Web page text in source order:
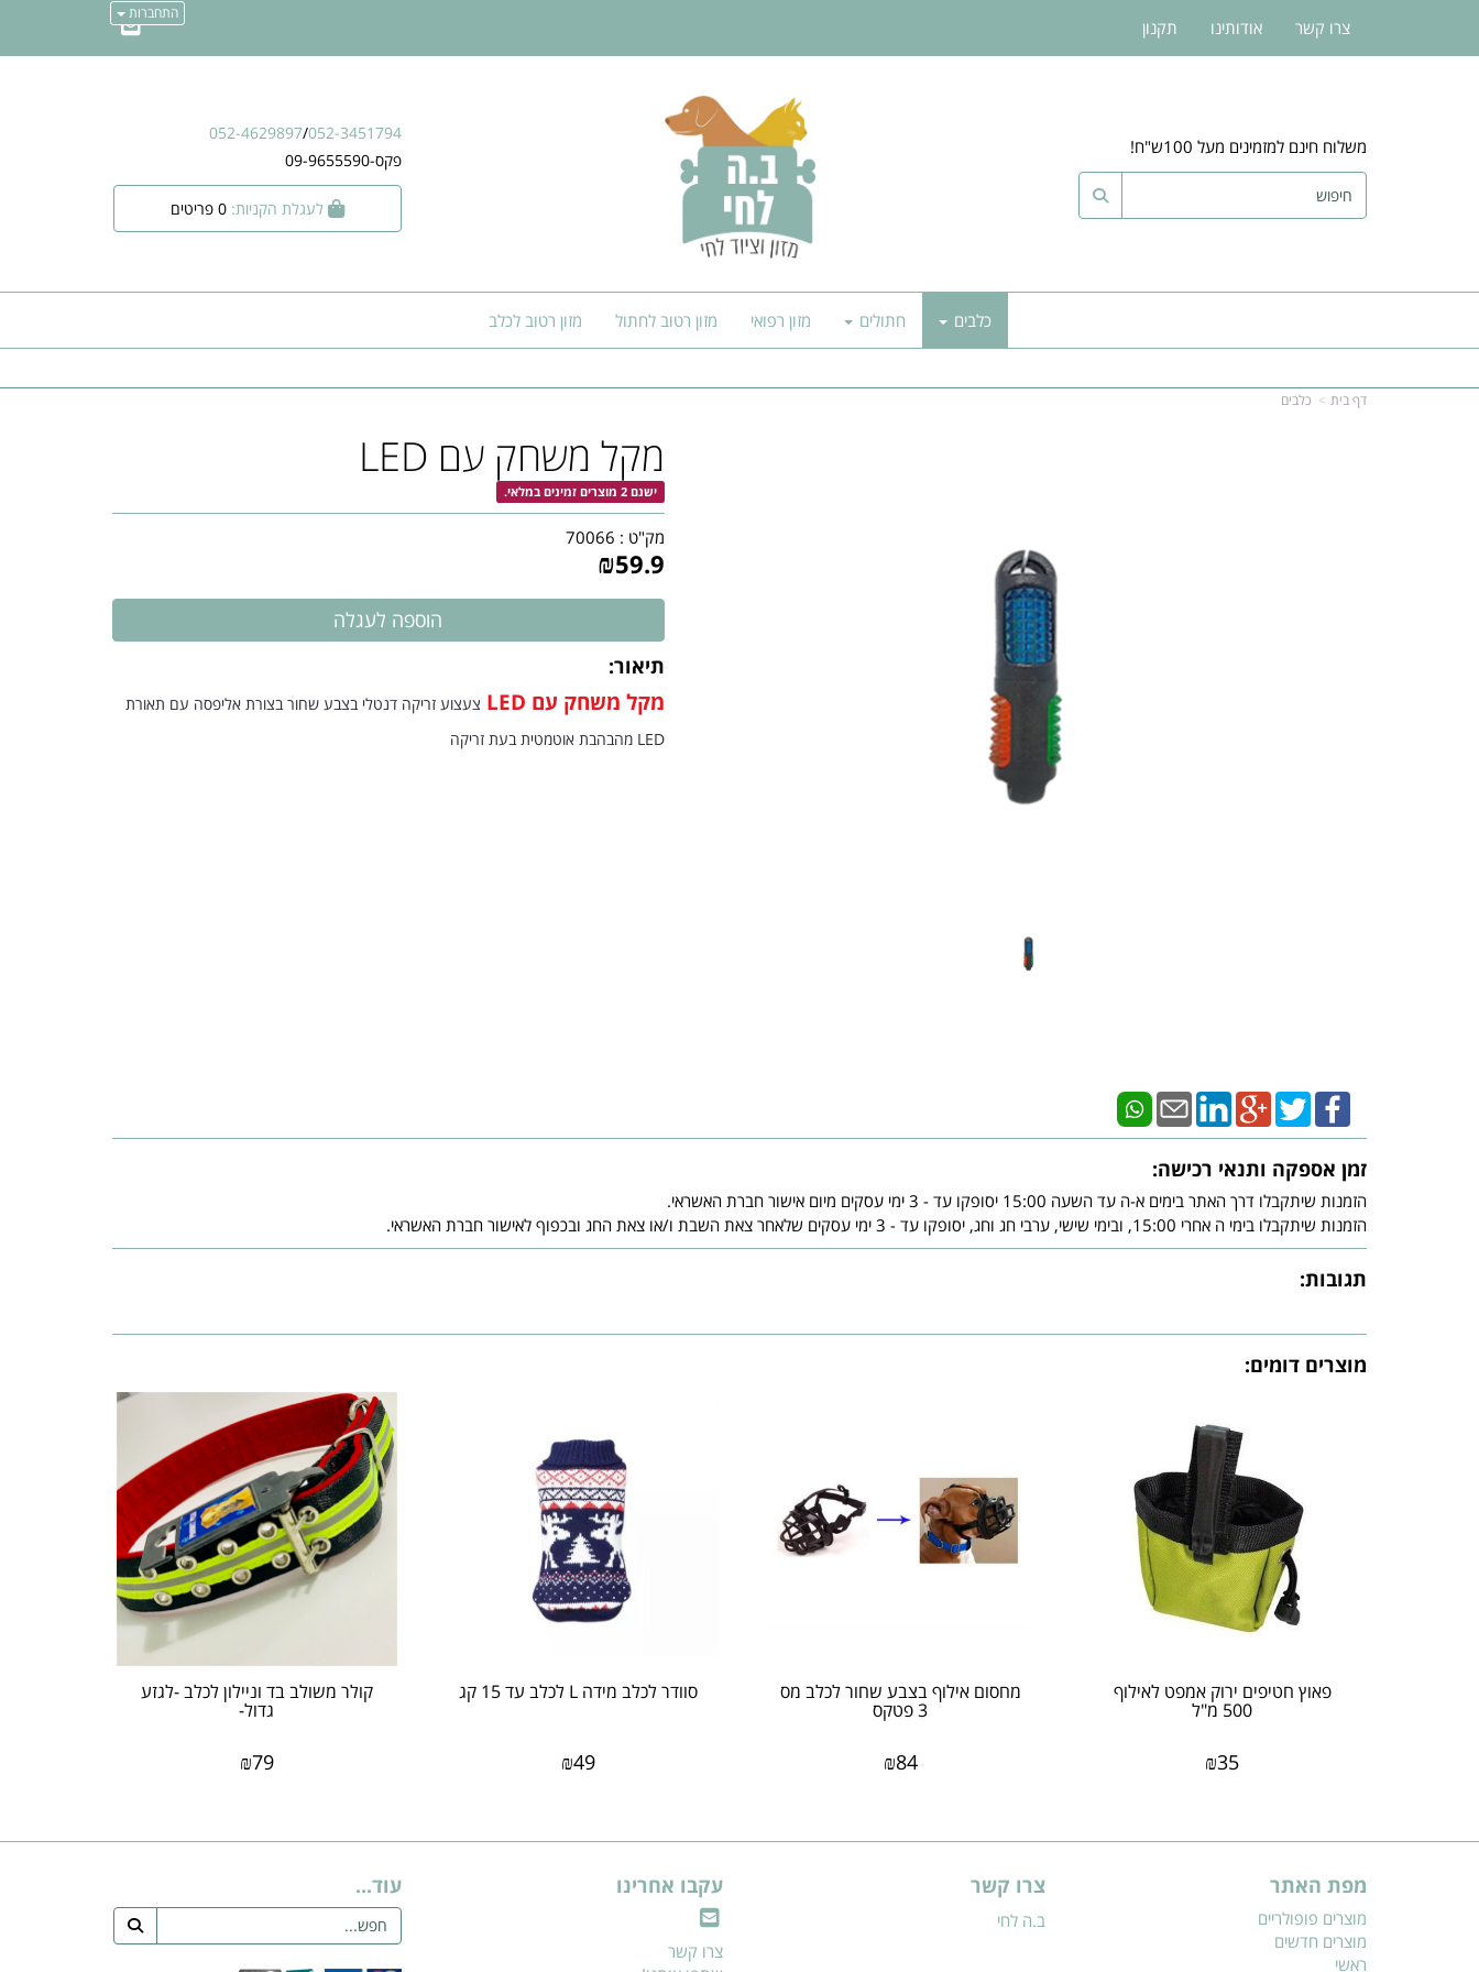
התחברות
משלוח חינם למזמינים מעל 100ש"ח!
052-4629897/052-3451794
פקס-09-9655590
0
כלבים חתולים מזון רפואי מזון רטוב לחתול מזון רטוב לכלב
צרו קשר אודותינו תקנון
דף בית כלבים
מקל משחק עם LED
ישנם 2 מוצרים זמינים במלאי.
מק"ט : 70066
₪59.9
תיאור:
מקל משחק עם LED צעצוע זריקה דנטלי בצבע שחור בצורת אליפסה עם תאורת
LED מהבהבת אוטמטית בעת זריקה
זמן אספקה ותנאי רכישה:
הזמנות שיתקבלו דרך האתר בימים א-ה עד השעה 15:00 יסופקו עד - 3 ימי עסקים מיום אישור חברת האשראי.
הזמנות שיתקבלו בימי ה אחרי 15:00, ובימי שישי, ערבי חג וחג, יסופקו עד - 3 ימי עסקים שלאחר צאת השבת ו/או צאת החג ובכפוף לאישור חברת האשראי.
תגובות:
מוצרים דומים:
פאוץ חטיפים ירוק אמפט לאילוף
500 מ"ל
₪35
מחסום אילוף בצבע שחור לכלב מס
3 פטקס
₪84
סוודר לכלב מידה L לכלב עד 15 קג
₪49
קולר משולב בד וניילון לכלב -לגזע
גדול-
₪79
מפת האתר
מוצרים פופולריים
מוצרים חדשים
ראשי
צרו קשר
ב.ה לחי
עקבו אחרינו
צרו קשר
עוד...